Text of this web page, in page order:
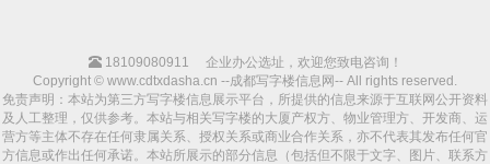
18109080911
企业办公选址，欢迎您致电咨询！
Copyright © www.cdtxdasha.cn --成都写字楼信息网-- All rights reserved.
免责声明：本站为第三方写字楼信息展示平台，所提供的信息来源于互联网公开资料
及人工整理，仅供参考。本站与相关写字楼的大厦产权方、物业管理方、开发商、运
营方等主体不存在任何隶属关系、授权关系或商业合作关系，亦不代表其发布任何官
方信息或作出任何承诺。本站所展示的部分信息（包括但不限于文字、图片、联系方